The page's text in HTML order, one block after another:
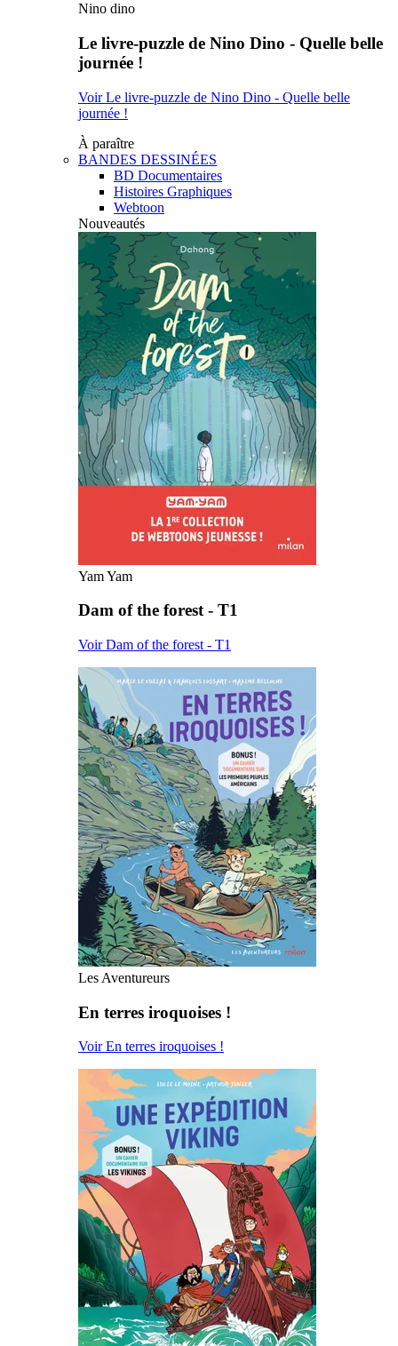
Nino dino
Le livre-puzzle de Nino Dino - Quelle belle
journée !
Voir Le livre-puzzle de Nino Dino - Quelle belle
journée !
À paraître
BANDES DESSINÉES
BD Documentaires
Histoires Graphiques
Webtoon
Nouveautés
Yam Yam
Dam of the forest - T1
Voir Dam of the forest - T1
Les Aventureurs
En terres iroquoises !
Voir En terres iroquoises !